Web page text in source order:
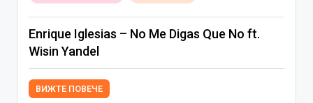
in
Enrique Iglesias – No Me Digas Que No ft.
Wisin Yandel
ВИЖТЕ ПОВЕЧЕ